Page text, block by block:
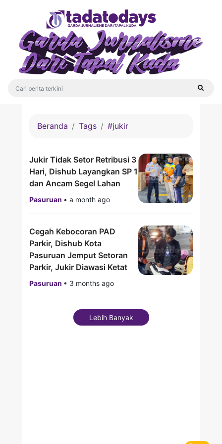
Beranda Tags #jukir
Jukir Tidak Setor Retribusi 3
Hari, Dishub Layangkan SP 1
dan Ancam Segel Lahan
Pasuruan • a month ago
Cegah Kebocoran PAD
Parkir, Dishub Kota
Pasuruan Jemput Setoran
Parkir, Jukir Diawasi Ketat
Pasuruan • 3 months ago
Lebih Banyak